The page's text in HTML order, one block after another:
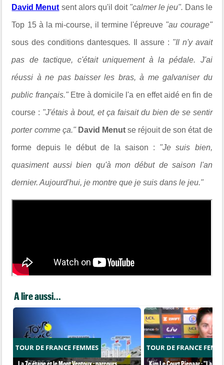
David Menut sent alors qu'il doit "calmer le jeu". Dans le
Top 15 à la mi-course, il termine l'épreuve "au courage"
sous des conditions dantesques. Il assure : "Il n'y avait
pas de tactique, c'était uniquement à la pédale. J'ai
réussi à ne pas baisser les bras, à me galvaniser du
public français." Etre à domicile l'a en effet aidé en fin de
course : "J'étais à bout, et ça faisait du bien de se sentir
porter comme ça." David Menutse réjouit de son état de
forme depuis le début de la saison : "Je suis bien,
quasiment aussi bien qu'à mon début de saison l'an
dernier. Aujourd'hui, je montre que je suis dans le jeu."
A lire aussi...
TOUR DE FRANCE FEMMES
La 7e étape et le Mont Ventoux : parcours,
TOUR DE FRANCE
Kim Le Court Pienaar : "La